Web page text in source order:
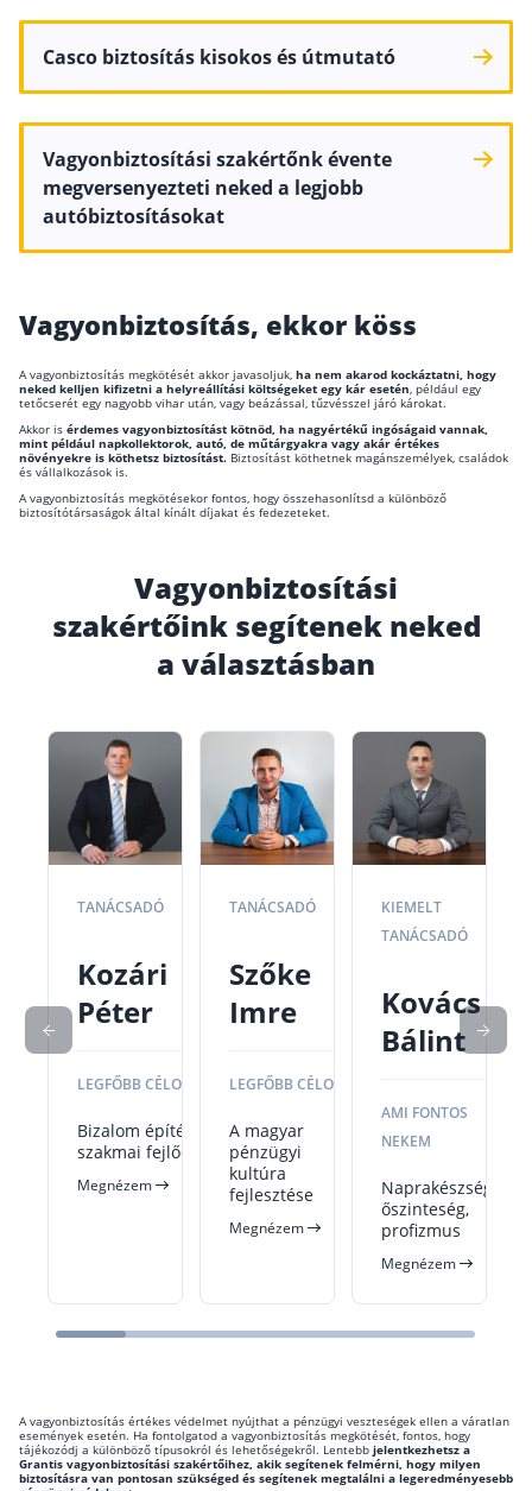
Casco biztosítás kisokos és útmutató
Vagyonbiztosítási szakértőnk évente
megversenyezteti neked a legjobb
autóbiztosításokat
Vagyonbiztosítás, ekkor köss
A vagyonbiztosítás megkötését akkor javasoljuk, ha nem akarod kockáztatni, hogy
neked kelljen kifizetni a helyreállítási költségeket egy kár esetén , például egy
tetőcserét egy nagyobb vihar után, vagy beázással, tűzvésszel járó károkat.
Akkor is érdemes vagyonbiztosítást kötnöd, ha nagyértékű ingóságaid vannak,
mint például napkollektorok, autó, de műtárgyakra vagy akár értékes
növényekre is köthetsz biztosítást. Biztosítást köthetnek magánszemélyek, családok
és vállalkozások is.
A vagyonbiztosítás megkötésekor fontos, hogy összehasonlítsd a különböző
biztosítótársaságok által kínált díjakat és fedezeteket.
Vagyonbiztosítási
szakértőink segítenek neked
a választásban
TANÁCSADÓ
Kozári
Péter
LEGFŐBB CÉLOM
Bizalom építése,
szakmai fejlődés
Megnézem
TANÁCSADÓ
Szőke
Imre
LEGFŐBB CÉLOM
A magyar
pénzügyi
kultúra
fejlesztése
Megnézem
KIEMELT
TANÁCSADÓ
Kovács
Bálint
AMI FONTOS
NEKEM
Naprakészség,
őszinteség,
profizmus
Megnézem
A vagyonbiztosítás értékes védelmet nyújthat a pénzügyi veszteségek ellen a váratlan
események esetén. Ha fontolgatod a vagyonbiztosítás megkötését, fontos, hogy
tájékozódj a különböző típusokról és lehetőségekről. Lentebb jelentkezhetsz a
Grantis vagyonbiztosítási szakértőihez, akik segítenek felmérni, hogy milyen
biztosításra van pontosan szükséged és segítenek megtalálni a legeredményesebb